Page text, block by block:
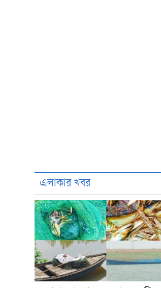
এলাকার খবর